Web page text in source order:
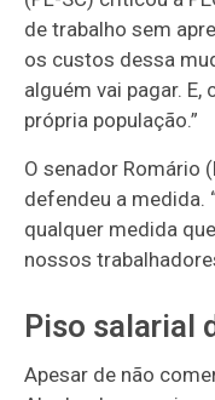
de trabalho sem
os custos dessa
alguém vai pagar. E,
própria população.”
O senador Romário
defendeu a medida.
qualquer medida
nossos
Piso salarial
Apesar de não